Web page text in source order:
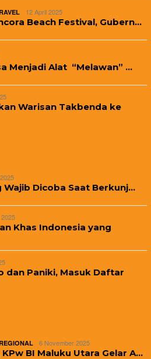
12 April 2025
Beach Festival, Gubern…
Menjadi Alat “Melawan” …
Warisan Takbenda ke
Wajib Dicoba Saat Berkunj…
Khas Indonesia yang
dan Paniki, Masuk Daftar
6 November 2025
KPw BI Maluku Utara Gelar A…